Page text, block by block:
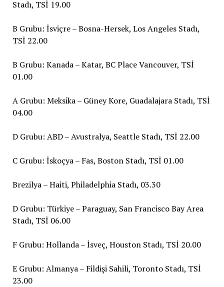
Stadı, TSİ 19.00
B Grubu: İsviçre – Bosna-Hersek, Los Angeles Stadı,
TSİ 22.00
B Grubu: Kanada – Katar, BC Place Vancouver, TSİ
01.00
A Grubu: Meksika – Güney Kore, Guadalajara Stadı, TSİ
04.00
D Grubu: ABD – Avustralya, Seattle Stadı, TSİ 22.00
C Grubu: İskoçya – Fas, Boston Stadı, TSİ 01.00
Brezilya – Haiti, Philadelphia Stadı, 03.30
D Grubu: Türkiye – Paraguay, San Francisco Bay Area
Stadı, TSİ 06.00
F Grubu: Hollanda – İsveç, Houston Stadı, TSİ 20.00
E Grubu: Almanya – Fildişi Sahili, Toronto Stadı, TSİ
23.00